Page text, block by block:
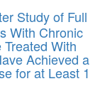
Study of Full
With Chronic
With
Achieved a
for at Least 1